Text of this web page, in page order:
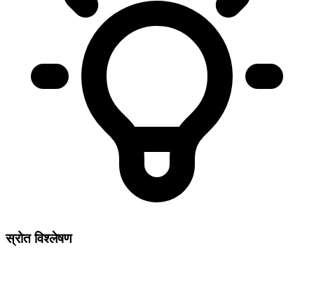
स्रोत विश्लेषण